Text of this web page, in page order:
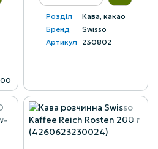
Розділ
Кава, какао
Бренд
Swisso
Артикул
230802